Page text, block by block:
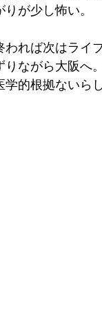
が少し怖い。
れば次はライブ
りながら大阪へ
的根拠ないらし